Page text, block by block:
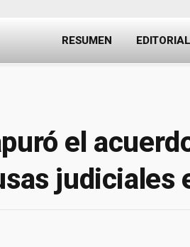
RESUMEN EDITORIAL
el
judiciales